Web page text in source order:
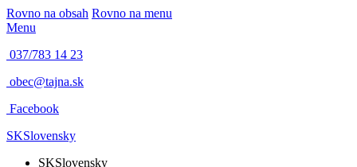
Rovno na obsah Rovno na menu
Menu
037/783 14 23
obec@tajna.sk
Facebook
SKSlovensky
SKSlovensky